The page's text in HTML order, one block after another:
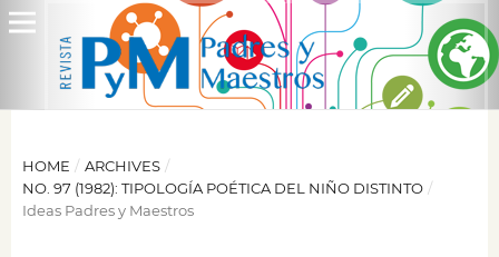
HOME / ARCHIVES /
NO. 97 (1982): TIPOLOGÍA POÉTICA DEL NIÑO DISTINTO /
Ideas Padres y Maestros